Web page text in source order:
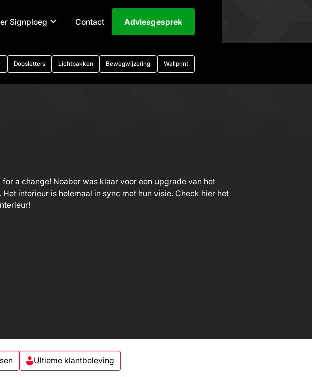
Signploeg Contact Adviesgesprek
Doosletters Lichtbakken Bewegwijzering Wallprint
Ultieme klantbeleving